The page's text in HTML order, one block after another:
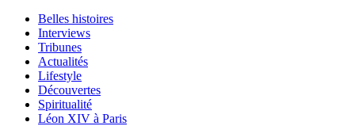
Belles histoires
Interviews
Tribunes
Actualités
Lifestyle
Découvertes
Spiritualité
Léon XIV à Paris